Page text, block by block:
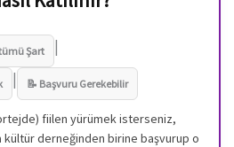
Şart |
| 📝 Başvuru Gerekebilir
fiilen yürümek isterseniz,
kültür derneğinden birine başvurup o